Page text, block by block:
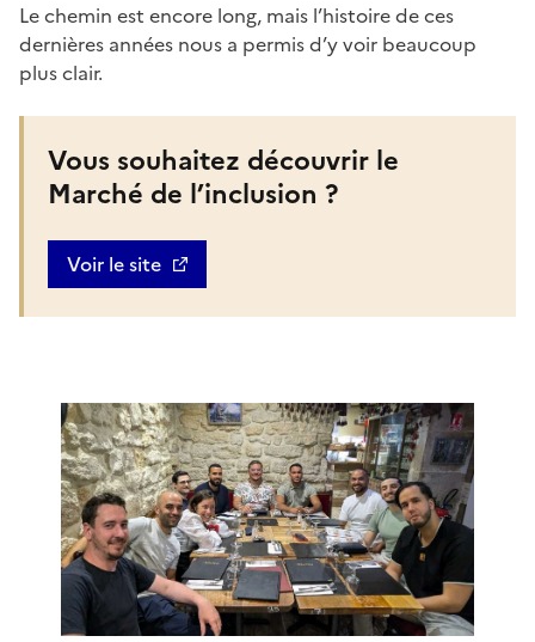
Le chemin est encore long, mais l’histoire de ces
dernières années nous a permis d’y voir beaucoup
plus clair.
Vous souhaitez découvrir le
Marché de l’inclusion ?
Voir le site
Ouvre une nouvelle fenêtre